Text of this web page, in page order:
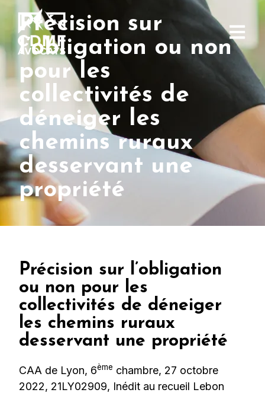
Précision sur
l’obligation ou non
pour les
collectivités de
déneiger les
chemins ruraux
desservant une
propriété
Précision sur l’obligation
ou non pour les
collectivités de déneiger
les chemins ruraux
desservant une propriété
CAA de Lyon, 6ème chambre, 27 octobre
2022, 21LY02909, Inédit au recueil Lebon